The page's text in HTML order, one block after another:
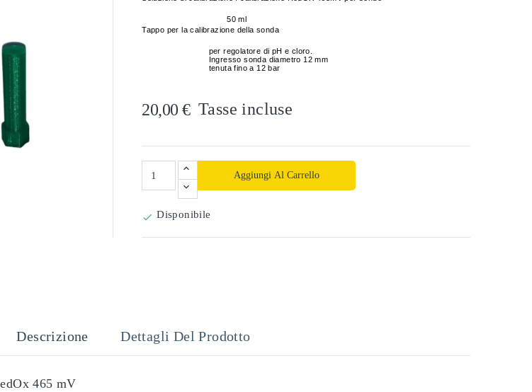
50 ml
Tappo per la calibrazione della sonda
per regolatore di pH e cloro.
Ingresso sonda diametro 12 mm
tenuta fino a 12 bar
20,00 € Tasse incluse
Aggiungi Al Carrello
 Disponibile
Descrizione Dettagli Del Prodotto
465 mV